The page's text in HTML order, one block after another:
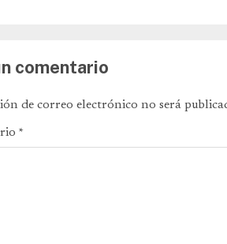
comentario
de correo electrónico no será
*